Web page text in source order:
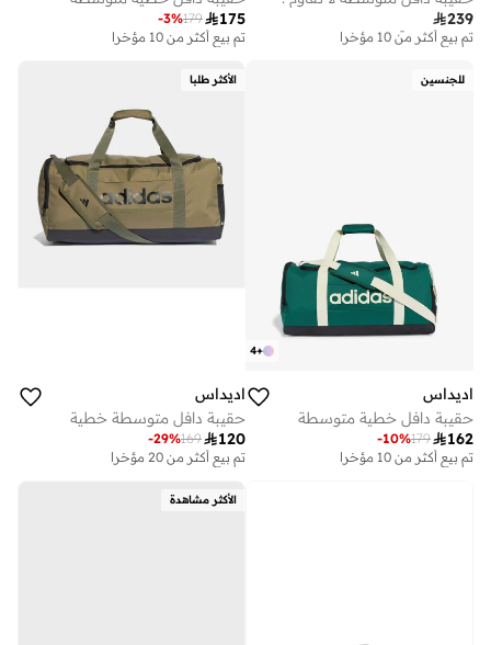
239
توصيل مجاني
تم بيع أكثر من 10 مؤخرا
175
179
-3%
تم بيع أكثر من 10 مؤخرا
للجنسين
+
4
اديداس
حقيبة دافل خطية متوسطة
162
179
-10%
تم بيع أكثر من 10 مؤخرا
الأكثر طلبا
اديداس
حقيبة دافل متوسطة خطية
120
169
-29%
تم بيع أكثر من 20 مؤخرا
الأكثر مشاهدة